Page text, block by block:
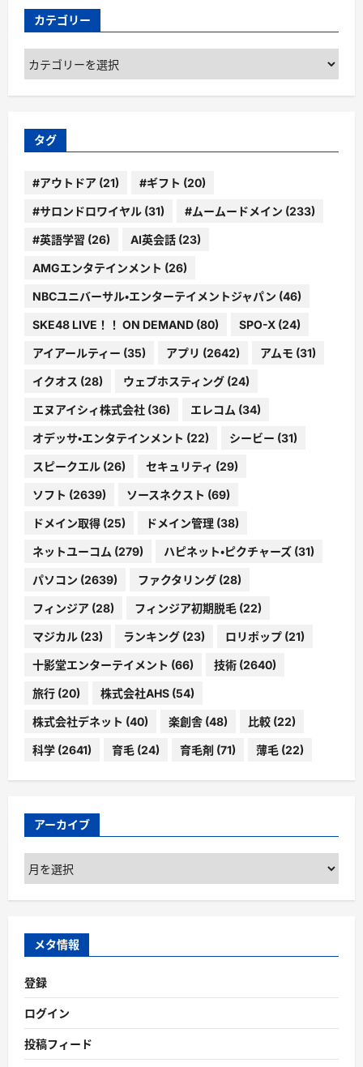
カテゴリー
カ
テ
ゴ
ー
タグ
#アウトドア (21) #ギフト (20)
#サロンドロワイヤル (31) #ムームードメイン (233)
#英語学習 (26) AI英会話 (23)
AMGエンタテインメント (26)
NBCユニバーサル・エンターテイメントジャパン (46)
SKE48 LIVE！！ ON DEMAND (80) SPO-X (24)
アイアールティー (35) アプリ (2642) アムモ (31)
イクオス (28) ウェブホスティング (24)
エヌアイシィ株式会社 (36) エレコム (34)
オデッサ・エンタテインメント (22) シービー (31)
スピークエル (26) セキュリティ (29)
ソフト (2639) ソースネクスト (69)
ドメイン取得 (25) ドメイン管理 (38)
ネットユーコム (279) ハピネット・ピクチャーズ (31)
パソコン (2639) ファクタリング (28)
フィンジア (28) フィンジア初期脱毛 (22)
マジカル (23) ランキング (23) ロリポップ (21)
十影堂エンターテイメント (66) 技術 (2640)
旅行 (20) 株式会社AHS (54)
株式会社デネット (40) 楽創舎 (48) 比較 (22)
科学 (2641) 育毛 (24) 育毛剤 (71) 薄毛 (22)
アーカイブ
ア
ー
カ
ブ
メタ情報
登録
ログイン
投稿フィード